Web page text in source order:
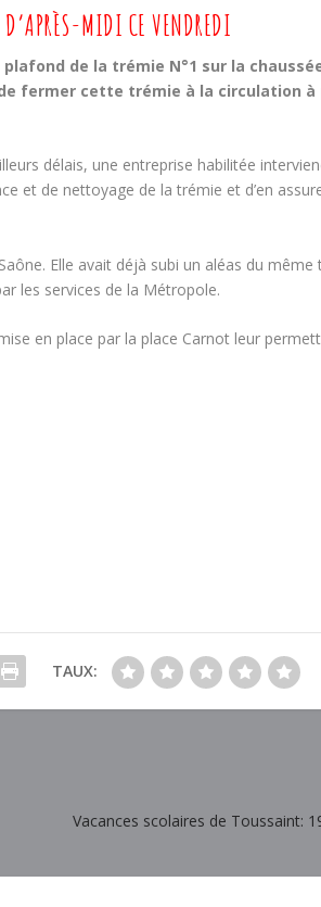
D’APRÈS-MIDI CE VENDREDI
de la trémie N°1 sur la
fermer cette trémie à la circulation à
délais, une entreprise habilitée
et de nettoyage de la trémie et d’en
Elle avait déjà subi un aléas du même
les services de la Métropole.
en place par la place Carnot leur
TAUX:
Vacances scolaires de Toussaint: